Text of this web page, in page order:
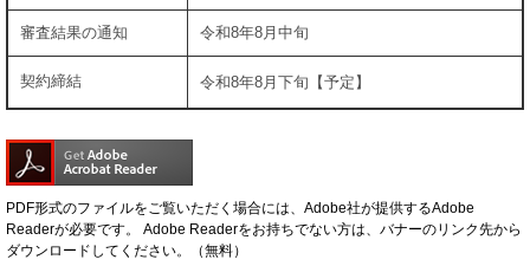
審査結果の通知 令和8年8月中旬
契約締結 令和8年8月下旬【予定】
PDF形式のファイルをご覧いただく場合には、Adobe社が提供するAdobe
Readerが必要です。
Adobe Readerをお持ちでない方は、バナーのリンク先から
ダウンロードしてください。（無料）